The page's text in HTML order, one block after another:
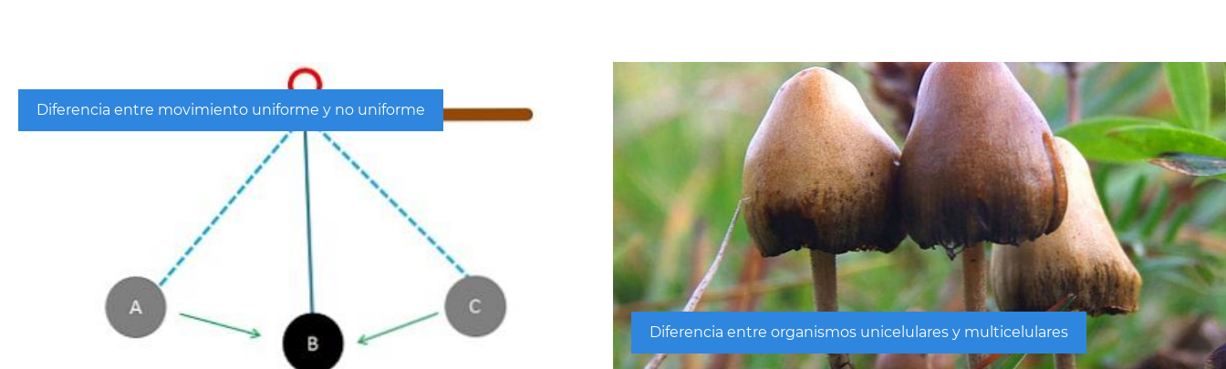
Diferencia entre movimiento uniforme y no uniforme
Diferencia entre organismos unicelulares y multicelulares